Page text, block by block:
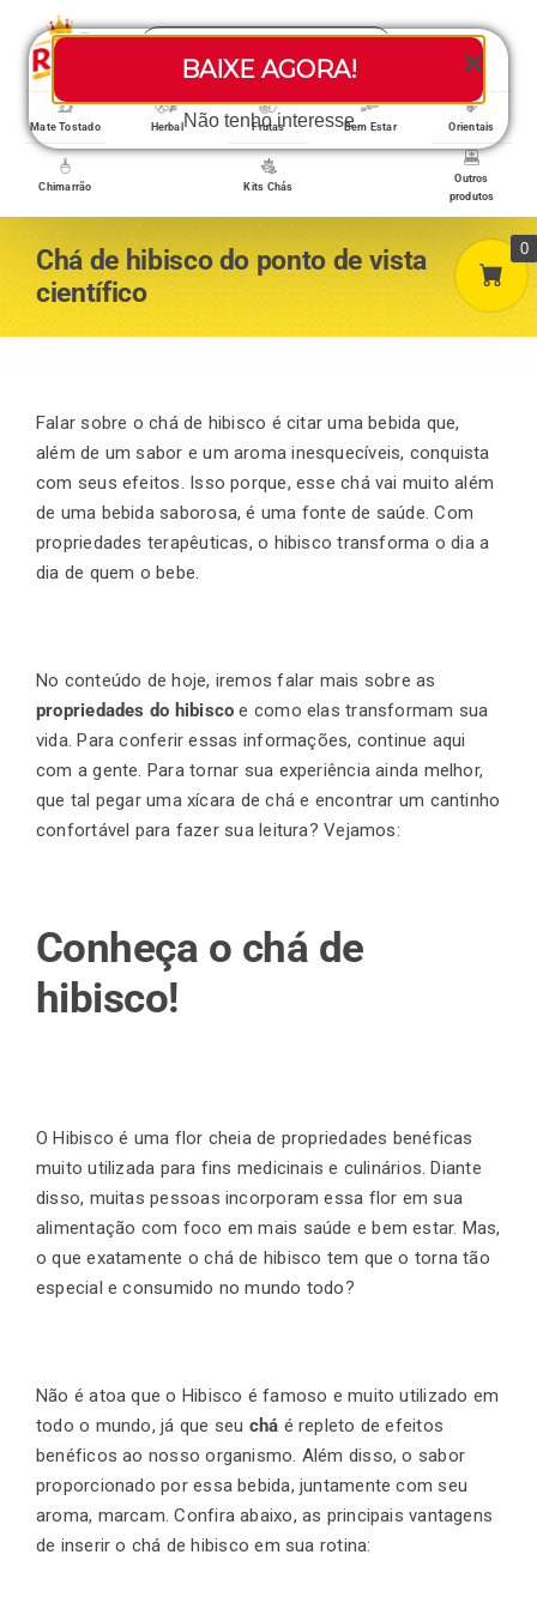
BAIXE AGORA!
Não tenho interesse
content
Search
Toggle
Loja/Produtos
Home
A empresa
Minha conta
Carrinho
Exportação
Blog
Mate Tostado Herbal Frutas Bem Estar Orientais
Chimarrão Kits Chás
Outros
produtos
Chá de hibisco do ponto de vista
científico
Falar sobre o chá de hibisco é citar uma bebida que,
além de um sabor e um aroma inesquecíveis, conquista
com seus efeitos. Isso porque, esse chá vai muito além
de uma bebida saborosa, é uma fonte de saúde. Com
propriedades terapêuticas, o hibisco transforma o dia a
dia de quem o bebe.
No conteúdo de hoje, iremos falar mais sobre as
propriedades do hibisco e como elas transformam sua
vida. Para conferir essas informações, continue aqui
com a gente. Para tornar sua experiência ainda melhor,
que tal pegar uma xícara de chá e encontrar um cantinho
confortável para fazer sua leitura? Vejamos:
Conheça o chá de
hibisco!
O Hibisco é uma flor cheia de propriedades benéficas
muito utilizada para fins medicinais e culinários. Diante
disso, muitas pessoas incorporam essa flor em sua
alimentação com foco em mais saúde e bem estar. Mas,
o que exatamente o chá de hibisco tem que o torna tão
especial e consumido no mundo todo?
Não é atoa que o Hibisco é famoso e muito utilizado em
todo o mundo, já que seu chá é repleto de efeitos
benéficos ao nosso organismo. Além disso, o sabor
proporcionado por essa bebida, juntamente com seu
aroma, marcam. Confira abaixo, as principais vantagens
de inserir o chá de hibisco em sua rotina:
0